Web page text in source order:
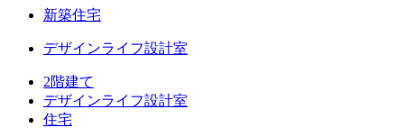
新築住宅
デザインライフ設計室
2階建て
デザインライフ設計室
住宅